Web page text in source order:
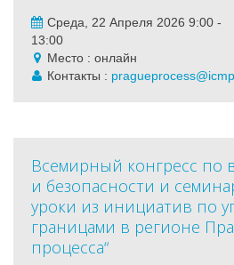
Среда, 22 Апреля 2026 9:00 -
13:00
Место : онлайн
Контакты :
Всемирный конгресс по
и безопасности и
уроки из инициатив по
границами в регионе
процесса“